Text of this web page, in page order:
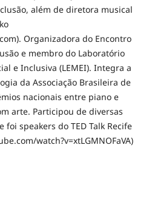
além de diretora musical
Organizadora do Encontro
e membro do Laboratório
e Inclusiva (LEMEI). Integra a
da Associação Brasileira de
nacionais entre piano e
arte. Participou de diversas
foi speakers do TED Talk Recife
watch?v=xtLGMNOFaVA)